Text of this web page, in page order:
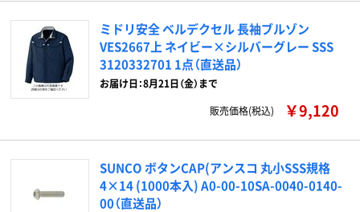
ミドリ安全 ベルデクセル 長袖ブルゾン
VES2667上 ネイビー×シルバーグレー SSS
3120332701 1点（直送品）
お届け日：8月21日（金）まで
販売価格(税込)
￥9,120
SUNCO ボタンCAP(アンスコ 丸小SSS規格
4×14 (1000本入) A0-00-10SA-0040-0140-
00（直送品）